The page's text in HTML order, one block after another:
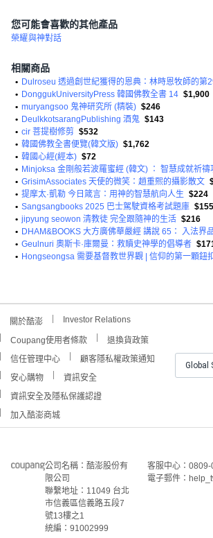
您可能會喜歡的其他產品
榮耀與神對話
相關商品
• Dulroseu 透過創世紀獲得的恩典：林時恩牧師的第
• DonggukUniversityPress 韓國佛教全書 14 $1,900
• muryangsoo 鬼神研究所 (精裝) $246
• DeulkkotsarangPublishing 酒鬼 $143
• cir 菩提樹修剪 $532
• 韓國佛教全書便覽(韓文版) $1,762
• 韓國心經(經本) $72
• Minjoksa 金剛般若波羅蜜經 (韓文) ： 智慧成就祈禱
• GrisimAssociates 天使的微笑：趙重熙的攝影散文
• 提摩太·凱勒 今日箴言：用神的智慧航向人生 $224
• Sangsangbooks 2025 巴士駕駛資格考試題庫 $155
• jipyung seowon 清教徒 完全跟隨神的生活 $216
• DHAM&BOOKS 大方廣佛華嚴經 講說 65： 入法界
• Geulnuri 奧斯卡·庫爾曼：救贖史神學的倡導者
• Hongseongsa 需要基督教世界觀 | 信仰的第一顆鈕
關於酷澎 Investor Relations
Coupang使用者條款
退換貨政策
信任管理中心
顧客隱私權政策通知
安心購物
資訊安全
資訊安全及隱私保護認證
加入酷澎商城
Global
公司名稱：酷澎股份有
限公司
聯繫地址：11049 台北
市信義區信義路五段7
號13樓之1
統編：91002999
客服中心：
電子郵件：